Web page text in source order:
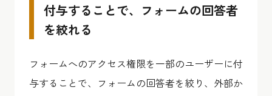
付与することで、フォームの回答者
を絞れる
フォームへのアクセス権限を一部のユーザーに付
与することで、フォームの回答者を絞り、外部か